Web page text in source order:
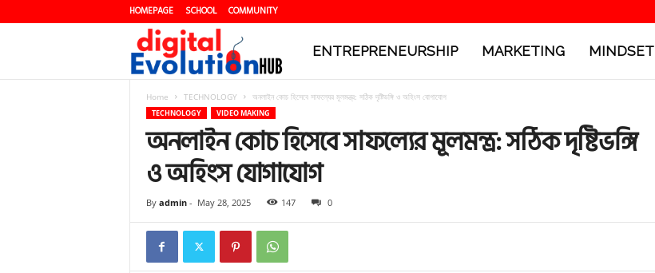
HOMEPAGE SCHOOL COMMUNITY
g
i
ENTREPRENEURSHIP MARKETING MINDSET
Home TECHNOLOGY অনলাইন কোচ হিসেবে সাফল্যের মূলমন্ত্র: সঠিক দৃষ্টিভঙ্গি ও অহিংস যোগাযোগ
TECHNOLOGY VIDEO MAKING
অনলাইন কোচ হিসেবে সাফল্যের মূলমন্ত্র: সঠিক দৃষ্টিভঙ্গি
ও অহিংস যোগাযোগ
By admin- May 28, 2025 147 0